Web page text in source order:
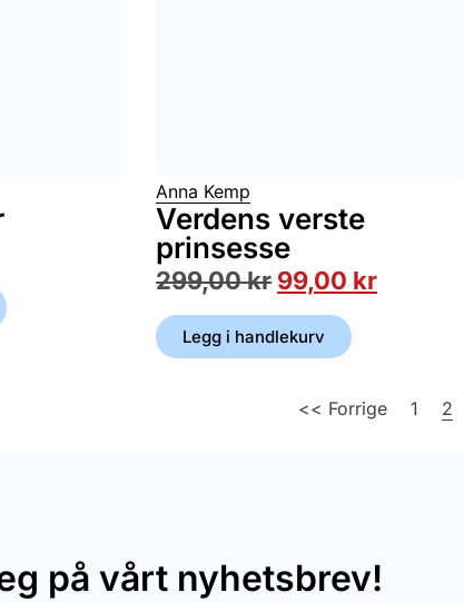
Anna Kemp
Verdens verste
prinsesse
299,00kr 99,00 kr
Legg i handlekurv
<< Forrige 1 2
på vårt nyhetsbrev!